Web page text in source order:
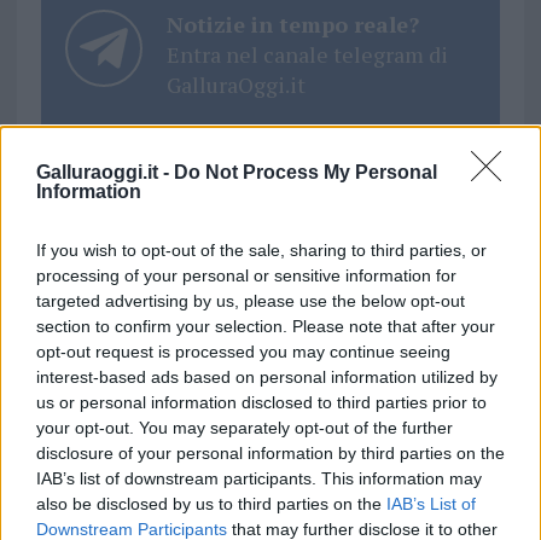
Galluraoggi.it - Do Not Process My Personal
Information
If you wish to opt-out of the sale, sharing to third parties, or
processing of your personal or sensitive information for
targeted advertising by us, please use the below opt-out
section to confirm your selection. Please note that after your
opt-out request is processed you may continue seeing
interest-based ads based on personal information utilized by
us or personal information disclosed to third parties prior to
your opt-out. You may separately opt-out of the further
disclosure of your personal information by third parties on the
IAB’s list of downstream participants. This information may
also be disclosed by us to third parties on the IAB’s List of
Downstream Participants that may further disclose it to other
Notizie in tempo reale?
Entra nel canale telegram di
GalluraOggi.it
Su WhatsApp al numero +39
345 356 7512
Ricevi le nostre ultime news
daGoogle News